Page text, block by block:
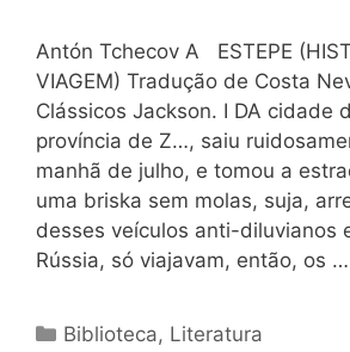
Antón Tchecov A ESTEPE
VIAGEM) Tradução de Costa
Clássicos Jackson. I DA cidade
província de Z…, saiu
manhã de julho, e tomou a
uma briska sem molas, suja,
desses veículos anti-diluvianos
Rússia, só viajavam, então, os …
Categorias
Biblioteca, Literatura